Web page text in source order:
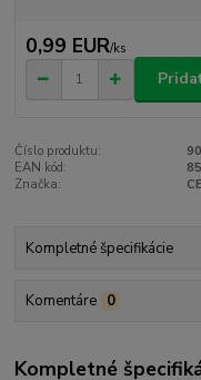
0,99 EUR/ks
Číslo produktu:
EAN kód:
Značka:
Kompletné špecifikácie
Komentáre 0
Kompletné